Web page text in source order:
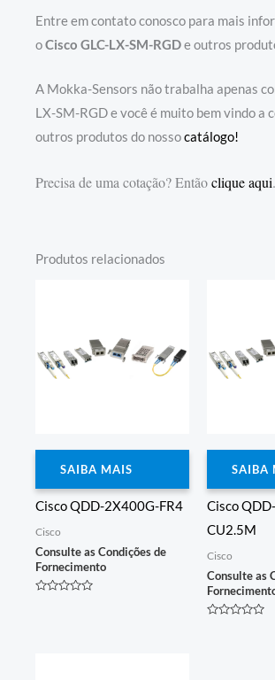
Entre em contato conosco para mais
oCisco GLC-LX-SM-RGDe outros
A Mokka-Sensors não trabalha apenas
LX-SM-RGD e você é muito bem vindo a
outros produtos do nossocatálogo!
Precisa de uma cotação? Entãoclique aqui.
Produtos relacionados
SAIBA MAIS
Cisco QDD-2X400G-FR4
Cisco
Consulte as Condições de
Fornecimento
SAIBA
Cisco
CU2.5M
Cisco
Consulte as